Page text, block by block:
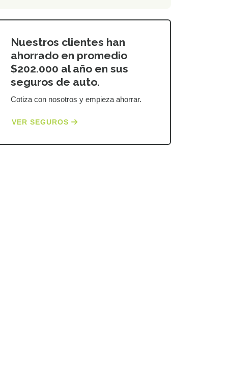
Nuestros clientes han
ahorrado en promedio
$202.000 al año en sus
seguros de auto.
Cotiza con nosotros y empieza ahorrar.
VER SEGUROS